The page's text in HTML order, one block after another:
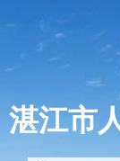
湛江市